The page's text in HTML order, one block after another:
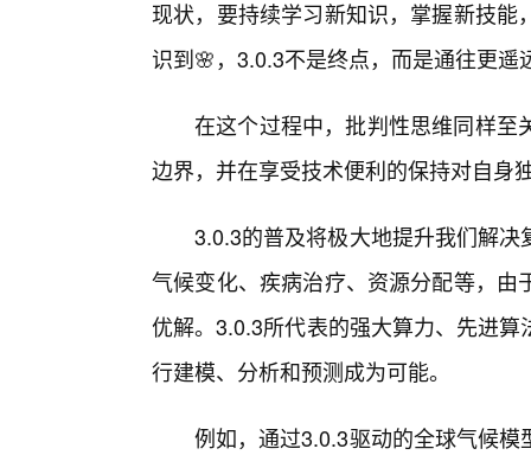
现状，要持续学习新知识，掌握新技
识到🌸，3.0.3不是终点，而是通往更遥
在这个过程中，批判性思维同样至
边界，并在享受技术便利的保持对自身
3.0.3的普及将极大地提升我们解
气候变化、疾病治疗、资源分配等，
优解。3.0.3所代表的强大算力、先进
行建模、分析和预测成为可能。
例如，通过3.0.3驱动的全球气候